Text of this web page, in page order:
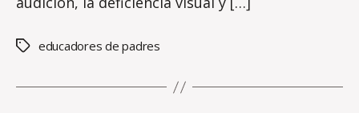
Tagseducadores de padres